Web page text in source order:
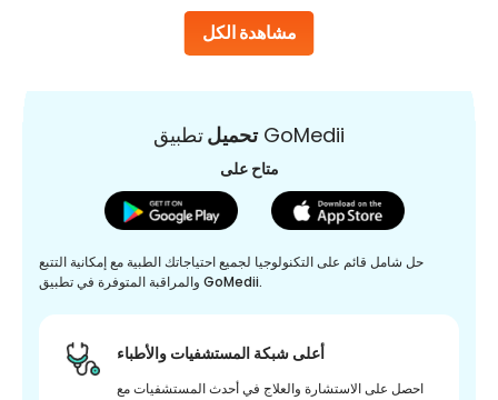
مشاهدة الكل
تحميلتطبيق GoMedii
متاح على
حل شامل قائم على التكنولوجيا لجميع احتياجاتك الطبية مع إمكانية التتبع
والمراقبة المتوفرة في تطبيق GoMedii.
أعلى شبكة المستشفيات والأطباء
احصل على الاستشارة والعلاج في أحدث المستشفيات مع